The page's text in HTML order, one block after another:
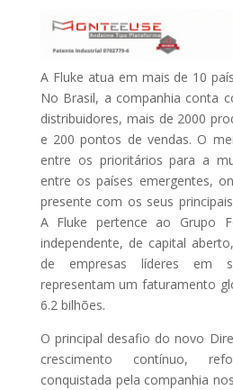
A Fluke atua em mais de 10
No Brasil, a companhia conta
distribuidores, mais de 2000
e 200 pontos de vendas. O
entre os prioritários para a
entre os países emergentes,
presente com os seus
A Fluke pertence ao Grupo
independente, de capital
de empresas líderes em
representam um faturamento
6.2 bilhões.
O principal desafio do novo
crescimento contínuo,
conquistada pela companhia